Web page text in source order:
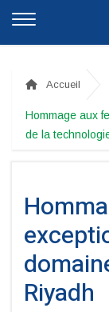
Accueil
Hommage aux
de la
Riyadh